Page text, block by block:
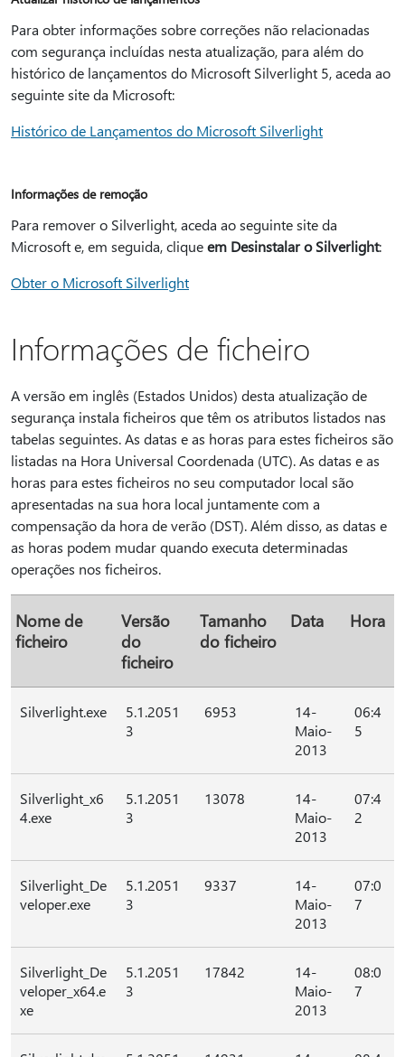
Para obter informações sobre correções não relacionadas
com segurança incluídas nesta atualização, para além do
histórico de lançamentos do Microsoft Silverlight 5, aceda ao
seguinte site da Microsoft:
Histórico de Lançamentos do Microsoft Silverlight
Informações de remoção
Para remover o Silverlight, aceda ao seguinte site da
Microsoft e, em seguida, cliqueem Desinstalar o Silverlight:
Obter o Microsoft Silverlight
Informações de ficheiro
A versão em inglês (Estados Unidos) desta atualização de
segurança instala ficheiros que têm os atributos listados nas
tabelas seguintes. As datas e as horas para estes ficheiros são
listadas na Hora Universal Coordenada (UTC). As datas e as
horas para estes ficheiros no seu computador local são
apresentadas na sua hora local juntamente com a
compensação da hora de verão (DST). Além disso, as datas e
as horas podem mudar quando executa determinadas
operações nos ficheiros.
Nome de
ficheiro
Versão
do
ficheiro
Tamanho
do ficheiro
Data Hora
Silverlight.exe
5.1.2051
3
6953
14-
Maio-
2013
06:4
5
Silverlight_x6
4.exe
5.1.2051
3
13078
14-
Maio-
2013
07:4
2
Silverlight_De
veloper.exe
5.1.2051
3
9337
14-
Maio-
2013
07:0
7
Silverlight_De
veloper_x64.e
xe
5.1.2051
3
17842
14-
Maio-
2013
08:0
7